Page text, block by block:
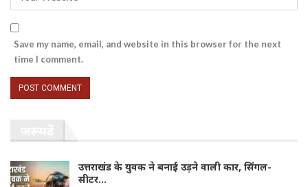
Save my name, email, and website in this browser for the next
time I comment.
उत्तराखंड के युवक ने बनाई उड़ने वाली कार, सिंगल-
सीटर…